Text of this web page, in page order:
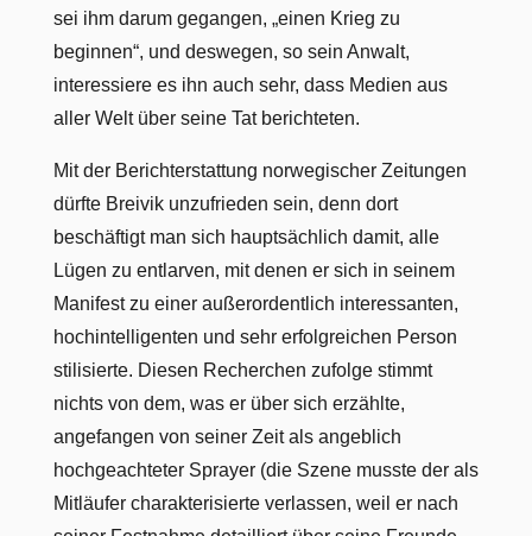
sei ihm darum gegangen, „einen Krieg zu
beginnen“, und deswegen, so sein Anwalt,
interessiere es ihn auch sehr, dass Medien aus
aller Welt über seine Tat berichteten.
Mit der Berichterstattung norwegischer Zeitungen
dürfte Breivik unzufrieden sein, denn dort
beschäftigt man sich hauptsächlich damit, alle
Lügen zu entlarven, mit denen er sich in seinem
Manifest zu einer außerordentlich interessanten,
hochintelligenten und sehr erfolgreichen Person
stilisierte. Diesen Recherchen zufolge stimmt
nichts von dem, was er über sich erzählte,
angefangen von seiner Zeit als angeblich
hochgeachteter Sprayer (die Szene musste der als
Mitläufer charakterisierte verlassen, weil er nach